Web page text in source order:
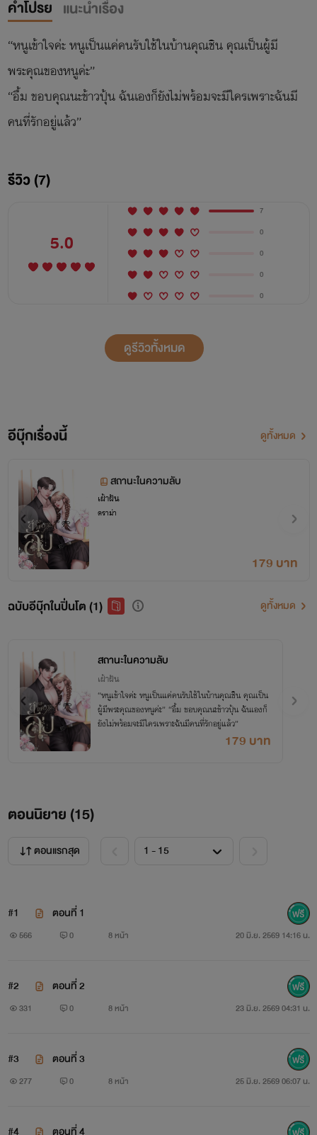
คำโปรย แนะนำเรื่อง
“หนูเข้าใจค่ะ หนูเป็นแค่คนรับใช้ในบ้านคุณชิน คุณเป็นผู้มี
พระคุณของหนูค่ะ”
“อื้ม ขอบคุณนะข้าวปุ้น ฉันเองก็ยังไม่พร้อมจะมีใครเพราะฉันมี
คนที่รักอยู่แล้ว”
รีวิว (7)
5.0
7
0
0
0
0
ดูรีวิวทั้งหมด
อีบุ๊กเรื่องนี้ ดูทั้งหมด
สถานะในความลับ
เฝ้าฝัน
ดราม่า
179 บาท
ฉบับอีบุ๊กในปิ่นโต (1) ดูทั้งหมด
สถานะในความลับ
เฝ้าฝัน
“หนูเข้าใจค่ะ หนูเป็นแค่คนรับใช้ในบ้านคุณชิน คุณเป็น
ผู้มีพระคุณของหนูค่ะ” “อื้ม ขอบคุณนะข้าวปุ้น ฉันเองก็
ยังไม่พร้อมจะมีใครเพราะฉันมีคนที่รักอยู่แล้ว”
179 บาท
ตอนนิยาย (15)
ตอนแรกสุด
#1 ตอนที่ 1
566 0 8 หน้า 20 มิ.ย. 2569 14:16 น.
#2 ตอนที่ 2
331 0 8 หน้า 23 มิ.ย. 2569 04:31 น.
#3 ตอนที่ 3
277 0 8 หน้า 25 มิ.ย. 2569 06:07 น.